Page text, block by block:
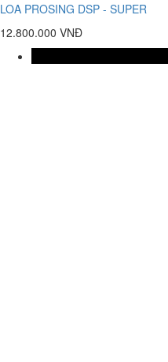
LOA PROSING DSP - SUPER
12.800.000 VNĐ